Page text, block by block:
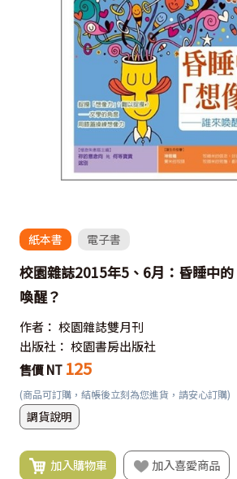
紙本書 電子書
校園雜誌2015年5、6月：昏睡中
喚醒？
作者： 校園雜誌雙月刊
出版社： 校園書房出版社
售價 NT 125
(商品可訂購，結帳後立刻為您進貨，請安心訂購)
調貨說明
加入購物車 加入喜愛商品